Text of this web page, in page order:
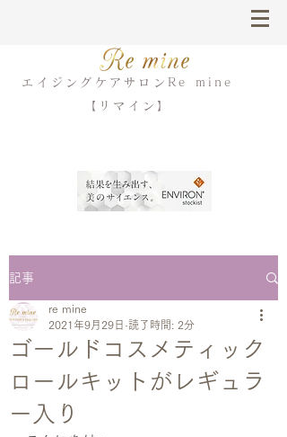
エイジングケアサロンRe mine
【リマイン】
記事
ゴールドコスメティック
ロールキットがレギュラ
ー入り
re mine
2021年9月29日 読了時間: 2分